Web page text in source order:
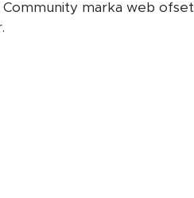
Community marka web ofset